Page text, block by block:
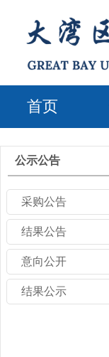
首页
公示公告
采购公告
结果公告
意向公开
结果公示